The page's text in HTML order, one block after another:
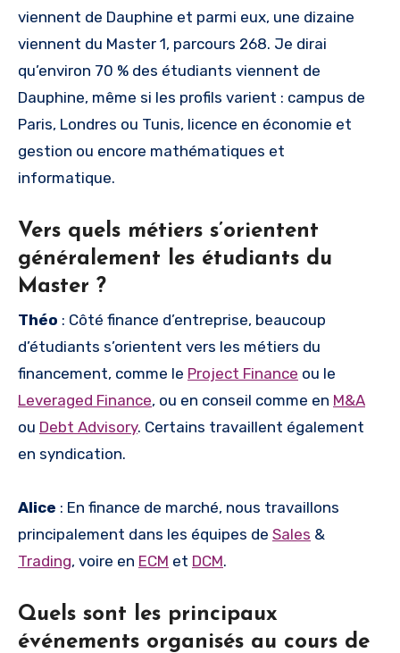
viennent de Dauphine et parmi eux, une dizaine
viennent du Master 1, parcours 268. Je dirai
qu’environ 70 % des étudiants viennent de
Dauphine, même si les profils varient : campus de
Paris, Londres ou Tunis, licence en économie et
gestion ou encore mathématiques et
informatique.
Vers quels métiers s’orientent
généralement les étudiants du
Master ?
Théo : Côté finance d’entreprise, beaucoup
d’étudiants s’orientent vers les métiers du
financement, comme le Project Finance ou le
Leveraged Finance, ou en conseil comme en M&A
ou Debt Advisory. Certains travaillent également
en syndication.
Alice : En finance de marché, nous travaillons
principalement dans les équipes de Sales &
Trading, voire en ECM et DCM.
Quels sont les principaux
événements organisés au cours de